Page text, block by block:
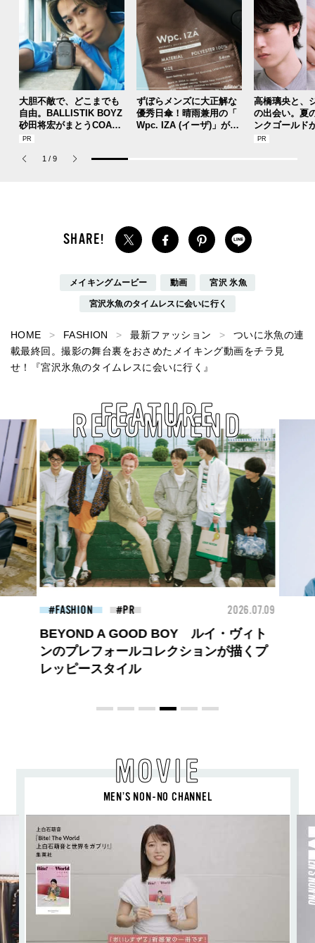
大胆不敵で、どこまでも
自由。BALLISTIK BOYZ
砂田将宏がまとうCOACH
の新作フレグランス「コ
パルファム」
ずぼらメンズに大正解な
優秀日傘！晴雨兼用の「
Wpc. IZA (イーザ)」があ
高橋璃央と、
の出会い。夏
ンクゴールド
SUMMER
1 / 9
メイキングムービー 動画 宮沢 氷魚
宮沢氷魚のタイムレスに会いに行く
HOME FASHION 最新ファッション
ついに氷魚の連
載最終回。撮影の舞台裏をおさめたメイキング動画をチラ見
せ！『宮沢氷魚のタイムレスに会いに行く』
RECOMMEND
FEATURE
BEAUTY 2026.07.09
夏のパーマ、さらにあか抜け。N.（エヌ
ドット）のスタイリングアイテムで作る
旬ヘアのテクニックを、人気３サロンに
MOVIE
MEN’S NON-NO CHANNEL